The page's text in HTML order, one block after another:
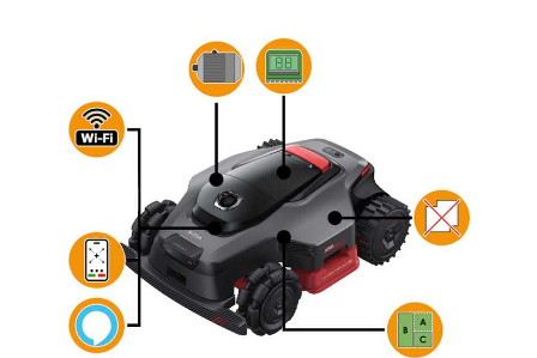
Knetmaschinen
Knochensägen
Kompressoren - elektrisch
Kompressoren für Ernte und Baumschnitt
Kreiseleggen
Küchenreiben - elektrisch
Kükenaufzuchtboxen
Laderampe aus Aluminium
Edilmark
Effeuno
Elegen
Energy Gruppi
Enotecnica Pillan
Eschenfelder